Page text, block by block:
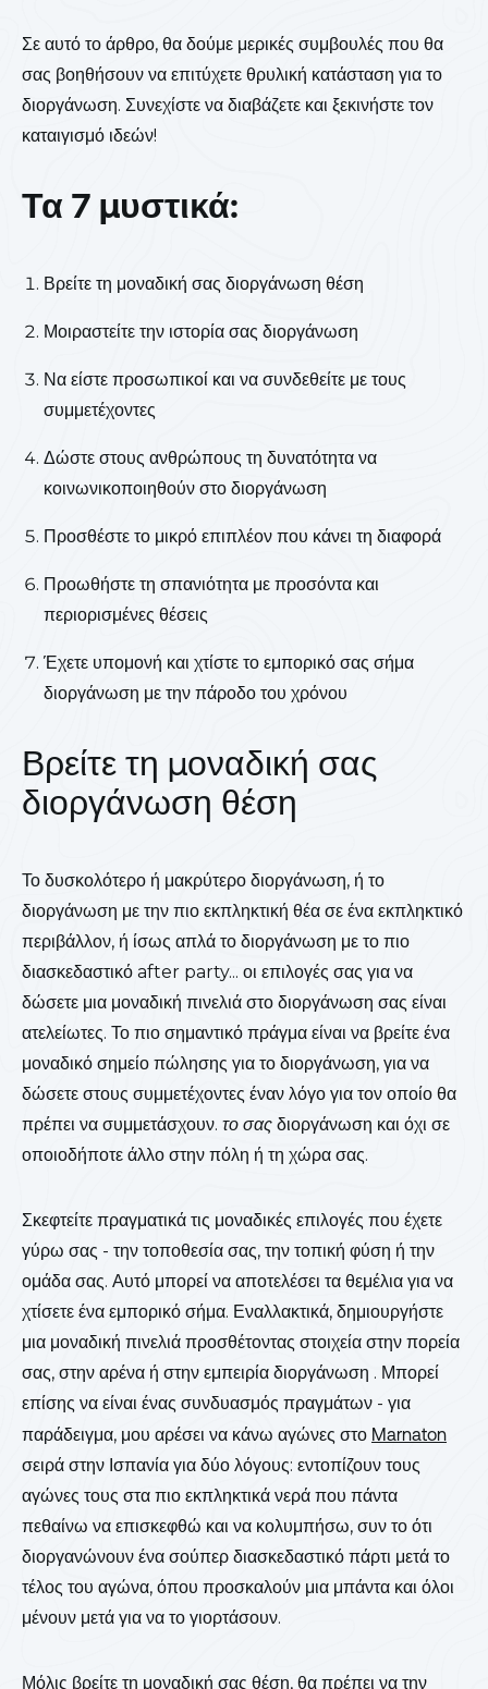
Σε αυτό το άρθρο, θα δούμε μερικές συμβουλές που θα
σας βοηθήσουν να επιτύχετε θρυλική κατάσταση για το
διοργάνωση. Συνεχίστε να διαβάζετε και ξεκινήστε τον
καταιγισμό ιδεών!
Τα 7 μυστικά:
Βρείτε τη μοναδική σας διοργάνωση θέση
Μοιραστείτε την ιστορία σας διοργάνωση
Να είστε προσωπικοί και να συνδεθείτε με τους
συμμετέχοντες
Δώστε στους ανθρώπους τη δυνατότητα να
κοινωνικοποιηθούν στο διοργάνωση
Προσθέστε το μικρό επιπλέον που κάνει τη διαφορά
Προωθήστε τη σπανιότητα με προσόντα και
περιορισμένες θέσεις
Έχετε υπομονή και χτίστε το εμπορικό σας σήμα
διοργάνωση με την πάροδο του χρόνου
Βρείτε τη μοναδική σας
διοργάνωση θέση
Το δυσκολότερο ή μακρύτερο διοργάνωση, ή το
διοργάνωση με την πιο εκπληκτική θέα σε ένα εκπληκτικό
περιβάλλον, ή ίσως απλά το διοργάνωση με το πιο
διασκεδαστικό after party... οι επιλογές σας για να
δώσετε μια μοναδική πινελιά στο διοργάνωση σας είναι
ατελείωτες. Το πιο σημαντικό πράγμα είναι να βρείτε ένα
μοναδικό σημείο πώλησης για το διοργάνωση, για να
δώσετε στους συμμετέχοντες έναν λόγο για τον οποίο θα
πρέπει να συμμετάσχουν. το σας διοργάνωση και όχι σε
οποιοδήποτε άλλο στην πόλη ή τη χώρα σας.
Σκεφτείτε πραγματικά τις μοναδικές επιλογές που έχετε
γύρω σας - την τοποθεσία σας, την τοπική φύση ή την
ομάδα σας. Αυτό μπορεί να αποτελέσει τα θεμέλια για να
χτίσετε ένα εμπορικό σήμα. Εναλλακτικά, δημιουργήστε
μια μοναδική πινελιά προσθέτοντας στοιχεία στην πορεία
σας, στην αρένα ή στην εμπειρία διοργάνωση . Μπορεί
επίσης να είναι ένας συνδυασμός πραγμάτων - για
παράδειγμα, μου αρέσει να κάνω αγώνες στο Marnaton
σειρά στην Ισπανία για δύο λόγους: εντοπίζουν τους
αγώνες τους στα πιο εκπληκτικά νερά που πάντα
πεθαίνω να επισκεφθώ και να κολυμπήσω, συν το ότι
διοργανώνουν ένα σούπερ διασκεδαστικό πάρτι μετά το
τέλος του αγώνα, όπου προσκαλούν μια μπάντα και όλοι
μένουν μετά για να το γιορτάσουν.
Μόλις βρείτε τη μοναδική σας θέση, θα πρέπει να την